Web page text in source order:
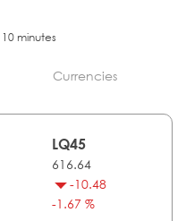
minutes
Currencies
LQ45
616.64
-10.48
-1.67 %